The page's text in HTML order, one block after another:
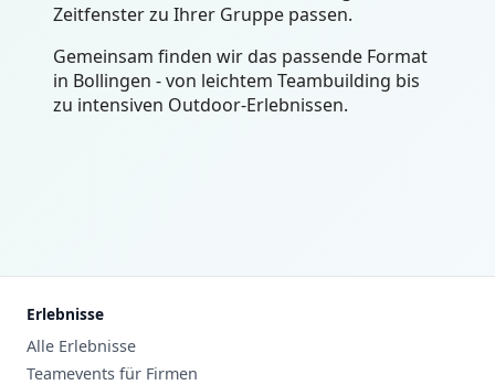
Zeitfenster zu Ihrer Gruppe passen.
Gemeinsam finden wir das passende Format
in Bollingen - von leichtem Teambuilding bis
zu intensiven Outdoor-Erlebnissen.
Erlebnisse
Alle Erlebnisse
Teamevents für Firmen